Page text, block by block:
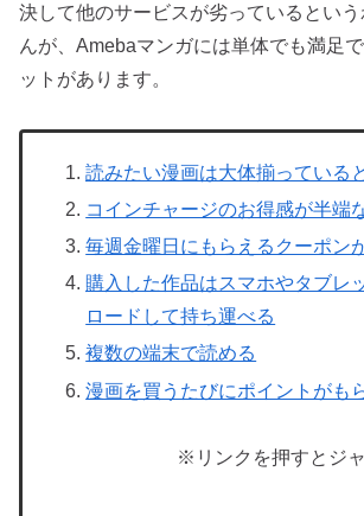
決して他のサービスが劣っているとい
んが、Amebaマンガには単体でも満足
ットがあります。
読みたい漫画は大体揃っている
コインチャージのお得感が半端
毎週金曜日にもらえるクーポン
購入した作品はスマホやタブレ
ロードして持ち運べる
複数の端末で読める
漫画を買うたびにポイントがも
※リンクを押すとジャ